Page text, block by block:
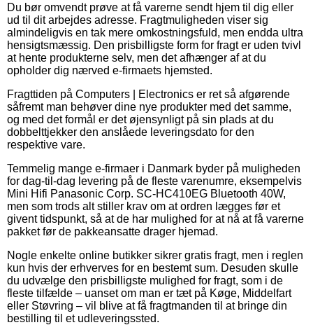
Du bør omvendt prøve at få varerne sendt hjem til dig eller
ud til dit arbejdes adresse. Fragtmuligheden viser sig
almindeligvis en tak mere omkostningsfuld, men endda ultra
hensigtsmæssig. Den prisbilligste form for fragt er uden tvivl
at hente produkterne selv, men det afhænger af at du
opholder dig nærved e-firmaets hjemsted.
Fragttiden på Computers | Electronics er ret så afgørende
såfremt man behøver dine nye produkter med det samme,
og med det formål er det øjensynligt på sin plads at du
dobbelttjekker den anslåede leveringsdato for den
respektive vare.
Temmelig mange e-firmaer i Danmark byder på muligheden
for dag-til-dag levering på de fleste varenumre, eksempelvis
Mini Hifi Panasonic Corp. SC-HC410EG Bluetooth 40W,
men som trods alt stiller krav om at ordren lægges før et
givent tidspunkt, så at de har mulighed for at nå at få varerne
pakket før de pakkeansatte drager hjemad.
Nogle enkelte online butikker sikrer gratis fragt, men i reglen
kun hvis der erhverves for en bestemt sum. Desuden skulle
du udvælge den prisbilligste mulighed for fragt, som i de
fleste tilfælde – uanset om man er tæt på Køge, Middelfart
eller Støvring – vil blive at få fragtmanden til at bringe din
bestilling til et udleveringssted.